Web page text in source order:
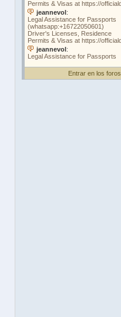
Entrar en los foros